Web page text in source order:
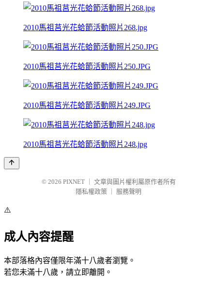
2010馬祖莒光花蛤節活動照片268.jpg
2010馬祖莒光花蛤節活動照片250.JPG
2010馬祖莒光花蛤節活動照片249.JPG
2010馬祖莒光花蛤節活動照片248.jpg
© 2026 PIXNET
文章與圖片權利屬原作者所有
隱私權政策
服務聲明
⚠️
成人內容提醒
本部落格內容僅限年滿十八歲者瀏覽。
若您未滿十八歲，請立即離開。